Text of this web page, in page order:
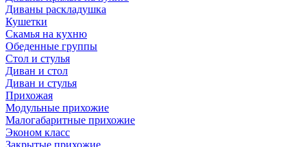
Диваны раскладушка
Кушетки
Скамья на кухню
Обеденные группы
Стол и стулья
Диван и стол
Диван и стулья
Прихожая
Модульные прихожие
Малогабаритные прихожие
Эконом класс
Закрытые прихожие